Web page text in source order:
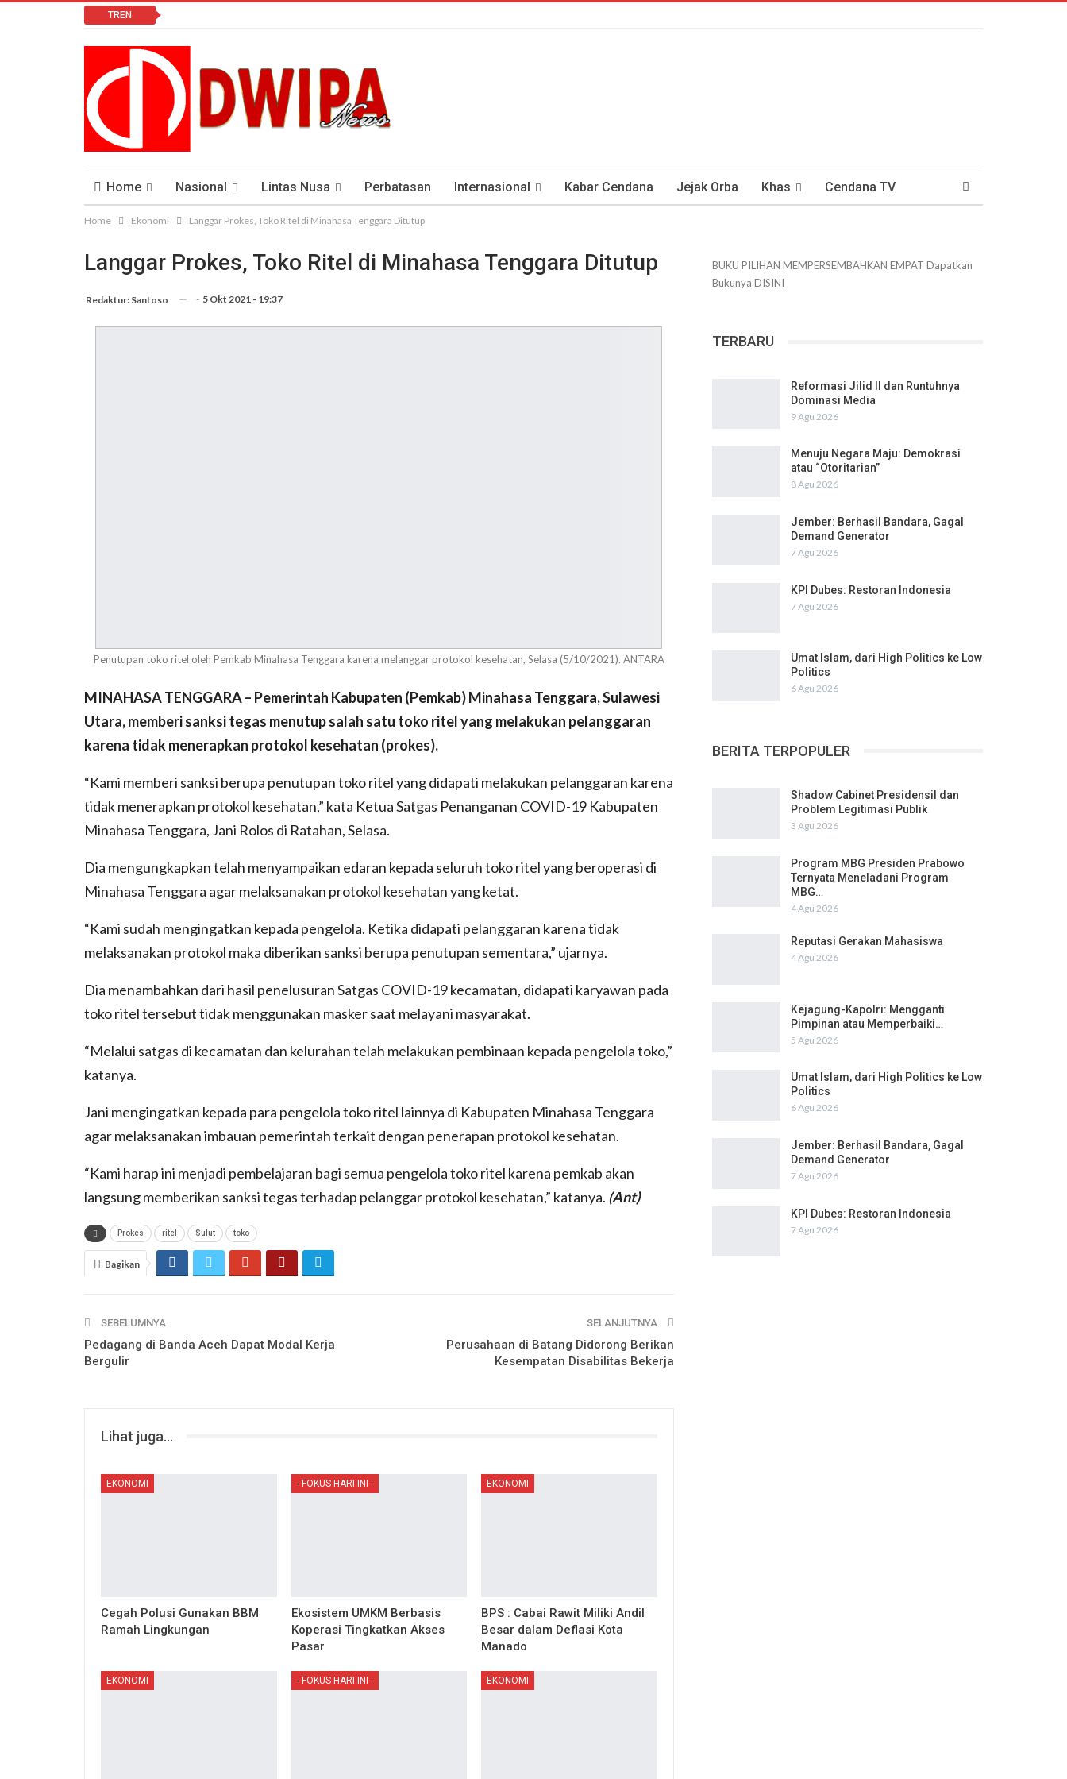
TREN
Home Nasional Lintas Nusa Perbatasan Internasional Kabar Cendana Jejak Orba Khas Cendana TV
Lomba Vlog Cendana News Peduli Kesehatan Antisipasi COVID-19
Home Ekonomi Langgar Prokes, Toko Ritel di Minahasa Tenggara Ditutup
Langgar Prokes, Toko Ritel di Minahasa Tenggara Ditutup
Redaktur: Santoso - 5 Okt 2021 - 19:37
Penutupan toko ritel oleh Pemkab Minahasa Tenggara karena melanggar protokol kesehatan, Selasa (5/10/2021). ANTARA
MINAHASA TENGGARA – Pemerintah Kabupaten (Pemkab) Minahasa Tenggara, Sulawesi
Utara, memberi sanksi tegas menutup salah satu toko ritel yang melakukan pelanggaran
karena tidak menerapkan protokol kesehatan (prokes).
“Kami memberi sanksi berupa penutupan toko ritel yang didapati melakukan pelanggaran karena
tidak menerapkan protokol kesehatan,” kata Ketua Satgas Penanganan COVID-19 Kabupaten
Minahasa Tenggara, Jani Rolos di Ratahan, Selasa.
Dia mengungkapkan telah menyampaikan edaran kepada seluruh toko ritel yang beroperasi di
Minahasa Tenggara agar melaksanakan protokol kesehatan yang ketat.
“Kami sudah mengingatkan kepada pengelola. Ketika didapati pelanggaran karena tidak
melaksanakan protokol maka diberikan sanksi berupa penutupan sementara,” ujarnya.
Dia menambahkan dari hasil penelusuran Satgas COVID-19 kecamatan, didapati karyawan pada
toko ritel tersebut tidak menggunakan masker saat melayani masyarakat.
“Melalui satgas di kecamatan dan kelurahan telah melakukan pembinaan kepada pengelola toko,”
katanya.
Jani mengingatkan kepada para pengelola toko ritel lainnya di Kabupaten Minahasa Tenggara
agar melaksanakan imbauan pemerintah terkait dengan penerapan protokol kesehatan.
“Kami harap ini menjadi pembelajaran bagi semua pengelola toko ritel karena pemkab akan
langsung memberikan sanksi tegas terhadap pelanggar protokol kesehatan,” katanya. (Ant)
Prokes ritel Sulut toko
Bagikan
SEBELUMNYA
Pedagang di Banda Aceh Dapat Modal Kerja
Bergulir
SELANJUTNYA
Perusahaan di Batang Didorong Berikan
Kesempatan Disabilitas Bekerja
Lihat juga...
EKONOMI
Cegah Polusi Gunakan BBM
Ramah Lingkungan
- FOKUS HARI INI :
Ekosistem UMKM Berbasis
Koperasi Tingkatkan Akses
Pasar
EKONOMI
BPS : Cabai Rawit Miliki Andil
Besar dalam Deflasi Kota
Manado
EKONOMI - FOKUS HARI INI : EKONOMI
BUKU PILIHAN MEMPERSEMBAHKAN EMPAT Dapatkan
Bukunya DISINI
TERBARU
Reformasi Jilid II dan Runtuhnya
Dominasi Media
9 Agu 2026
Menuju Negara Maju: Demokrasi
atau “Otoritarian”
8 Agu 2026
Jember: Berhasil Bandara, Gagal
Demand Generator
7 Agu 2026
KPI Dubes: Restoran Indonesia
7 Agu 2026
Umat Islam, dari High Politics ke Low
Politics
6 Agu 2026
BERITA TERPOPULER
Shadow Cabinet Presidensil dan
Problem Legitimasi Publik
3 Agu 2026
Program MBG Presiden Prabowo
Ternyata Meneladani Program
MBG…
4 Agu 2026
Reputasi Gerakan Mahasiswa
4 Agu 2026
Kejagung-Kapolri: Mengganti
Pimpinan atau Memperbaiki…
5 Agu 2026
Umat Islam, dari High Politics ke Low
Politics
6 Agu 2026
Jember: Berhasil Bandara, Gagal
Demand Generator
7 Agu 2026
KPI Dubes: Restoran Indonesia
7 Agu 2026